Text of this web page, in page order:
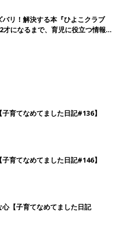
リ！解決する本『ひよこクラブ
になるまで、育児に役立つ情報が
育てなめてました日記#136】
育てなめてました日記#146】
【子育てなめてました日記